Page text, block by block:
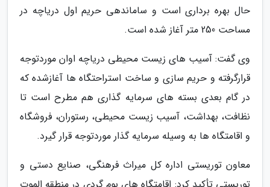
حال بهره برداری است و ساماندهی حریم اول دریاچه در
مساحت 250 متر آغاز شده است.
وی گفت: آسیب های زیست محیطی دریاچه اوان موردتوجه
قرارگرفته و حریم سازی و ساخت استراحتگاه ها آغازشده که
در گام بعدی بسته های سرمایه گذاری هم مطرح است تا
نظافت، بهداشت، آسیب زیست محیطی، رستوران، فروشگاه
و اقامتگاه ها به وسیله سرمایه گذار موردتوجه قرار گیرد.
معاون توریستی اداره کل میراث فرهنگی، صنایع دستی و